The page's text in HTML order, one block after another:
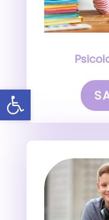
Abrir barra de